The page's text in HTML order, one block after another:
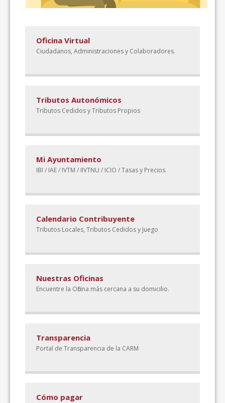
Oficina Virtual
Ciudadanos, Administraciones y Colaboradores.
Tributos Autonómicos
Tributos Cedidos y Tributos Propios
Mi Ayuntamiento
IBI / IAE / IVTM / IIVTNU / ICIO / Tasas y Precios.
Calendario Contribuyente
Tributos Locales, Tributos Cedidos y Juego
Nuestras Oficinas
Encuentre la Oficina más cercana a su domicilio.
Transparencia
Portal de Transparencia de la CARM
Cómo pagar